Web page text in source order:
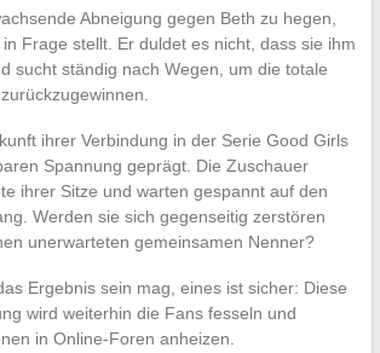
Abneigung gegen Beth zu hegen,
Frage stellt. Er duldet es nicht, dass sie ihm
sucht ständig nach Wegen, um die totale
ihrer Verbindung in der Serie Good Girls
Spannung geprägt. Die Zuschauer
ihrer Sitze und warten gespannt auf den
Werden sie sich gegenseitig zerstören
unerwarteten gemeinsamen Nenner?
Ergebnis sein mag, eines ist sicher: Diese
wird weiterhin die Fans fesseln und
in Online-Foren anheizen.